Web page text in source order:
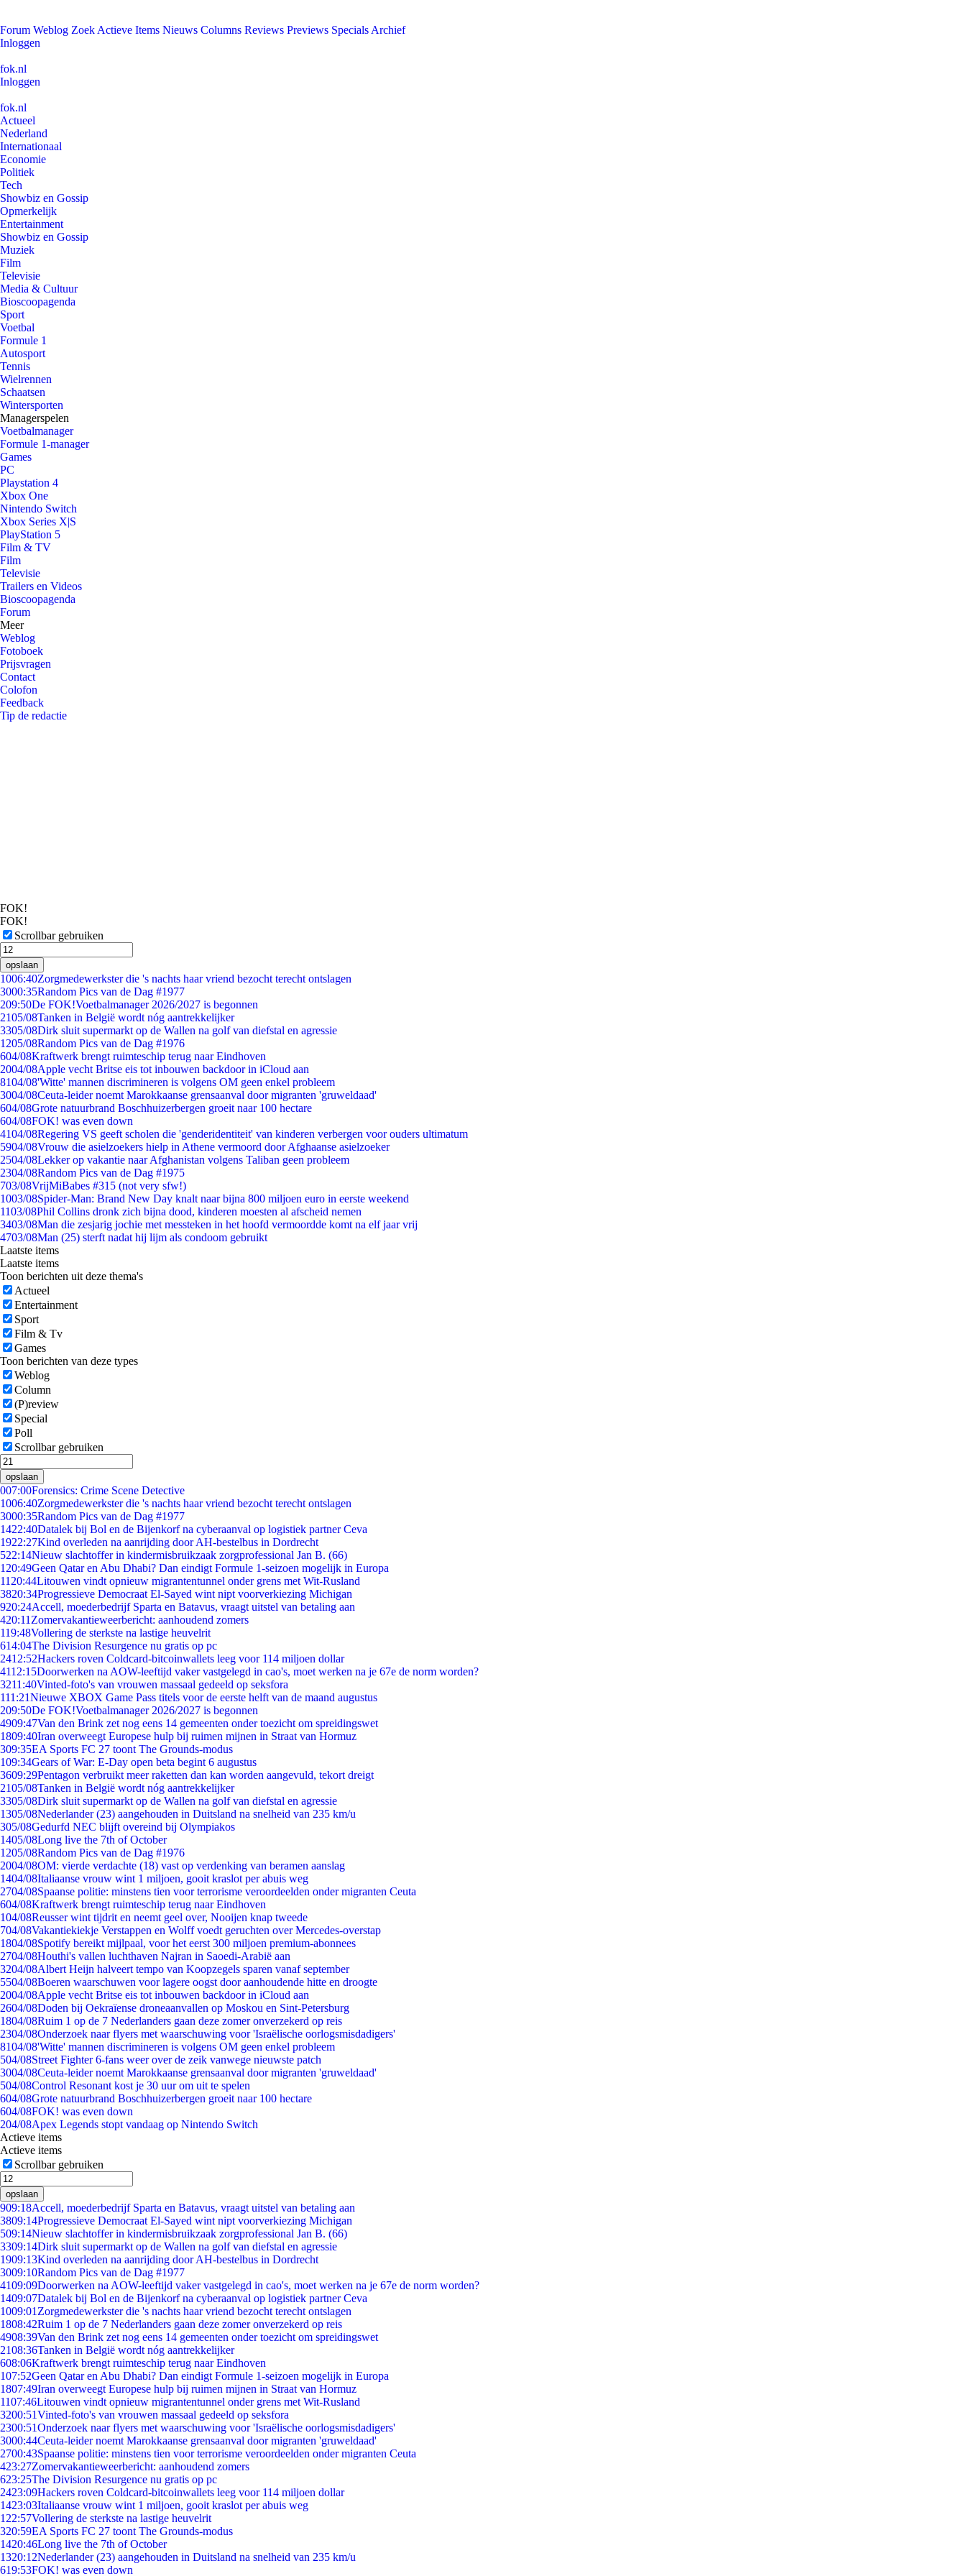
Forum Weblog Zoek Actieve Items Nieuws Columns Reviews Previews Specials Archief
Inloggen
fok.nl
Inloggen
fok.nl
Actueel
Nederland
Internationaal
Economie
Politiek
Tech
Showbiz en Gossip
Opmerkelijk
Entertainment
Showbiz en Gossip
Muziek
Film
Televisie
Media & Cultuur
Bioscoopagenda
Sport
Voetbal
Formule 1
Autosport
Tennis
Wielrennen
Schaatsen
Wintersporten
Managerspelen
Voetbalmanager
Formule 1-manager
Games
PC
Playstation 4
Xbox One
Nintendo Switch
Xbox Series X|S
PlayStation 5
Film & TV
Film
Televisie
Trailers en Videos
Bioscoopagenda
Forum
Meer
Weblog
Fotoboek
Prijsvragen
Contact
Colofon
Feedback
Tip de redactie
FOK!
FOK!
Scrollbar gebruiken
opslaan
1006:40Zorgmedewerkster die 's nachts haar vriend bezocht terecht ontslagen
3000:35Random Pics van de Dag #1977
209:50De FOK!Voetbalmanager 2026/2027 is begonnen
2105/08Tanken in België wordt nóg aantrekkelijker
3305/08Dirk sluit supermarkt op de Wallen na golf van diefstal en agressie
1205/08Random Pics van de Dag #1976
604/08Kraftwerk brengt ruimteschip terug naar Eindhoven
2004/08Apple vecht Britse eis tot inbouwen backdoor in iCloud aan
8104/08'Witte' mannen discrimineren is volgens OM geen enkel probleem
3004/08Ceuta-leider noemt Marokkaanse grensaanval door migranten 'gruweldaad'
604/08Grote natuurbrand Boschhuizerbergen groeit naar 100 hectare
604/08FOK! was even down
4104/08Regering VS geeft scholen die 'genderidentiteit' van kinderen verbergen voor ouders ultimatum
5904/08Vrouw die asielzoekers hielp in Athene vermoord door Afghaanse asielzoeker
2504/08Lekker op vakantie naar Afghanistan volgens Taliban geen probleem
2304/08Random Pics van de Dag #1975
703/08VrijMiBabes #315 (not very sfw!)
1003/08Spider-Man: Brand New Day knalt naar bijna 800 miljoen euro in eerste weekend
1103/08Phil Collins dronk zich bijna dood, kinderen moesten al afscheid nemen
3403/08Man die zesjarig jochie met messteken in het hoofd vermoordde komt na elf jaar vrij
4703/08Man (25) sterft nadat hij lijm als condoom gebruikt
Laatste items
Laatste items
Toon berichten uit deze thema's
Actueel
Entertainment
Sport
Film & Tv
Games
Toon berichten van deze types
Weblog
Column
(P)review
Special
Poll
Scrollbar gebruiken
opslaan
007:00Forensics: Crime Scene Detective
1006:40Zorgmedewerkster die 's nachts haar vriend bezocht terecht ontslagen
3000:35Random Pics van de Dag #1977
1422:40Datalek bij Bol en de Bijenkorf na cyberaanval op logistiek partner Ceva
1922:27Kind overleden na aanrijding door AH-bestelbus in Dordrecht
522:14Nieuw slachtoffer in kindermisbruikzaak zorgprofessional Jan B. (66)
1 20:49Geen Qatar en Abu Dhabi? Dan eindigt Formule 1-seizoen mogelijk in Europa
11 20:44Litouwen vindt opnieuw migrantentunnel onder grens met Wit-Rusland
3820:34Progressieve Democraat El-Sayed wint nipt voorverkiezing Michigan
920:24Accell, moederbedrijf Sparta en Batavus, vraagt uitstel van betaling aan
420:11 Zomervakantieweerbericht: aanhoudend zomers
119:48Vollering de sterkste na lastige heuvelrit
614:04The Division Resurgence nu gratis op pc
2412:52Hackers roven Coldcard-bitcoinwallets leeg voor 114 miljoen dollar
4112:15Doorwerken na AOW-leeftijd vaker vastgelegd in cao's, moet werken na je 67e de norm worden?
3211:40Vinted-foto's van vrouwen massaal gedeeld op seksfora
111:21Nieuwe XBOX Game Pass titels voor de eerste helft van de maand augustus
209:50De FOK!Voetbalmanager 2026/2027 is begonnen
4909:47Van den Brink zet nog eens 14 gemeenten onder toezicht om spreidingswet
1809:40Iran overweegt Europese hulp bij ruimen mijnen in Straat van Hormuz
309:35EA Sports FC 27 toont The Grounds-modus
109:34Gears of War: E-Day open beta begint 6 augustus
3609:29Pentagon verbruikt meer raketten dan kan worden aangevuld, tekort dreigt
2105/08Tanken in België wordt nóg aantrekkelijker
3305/08Dirk sluit supermarkt op de Wallen na golf van diefstal en agressie
1305/08Nederlander (23) aangehouden in Duitsland na snelheid van 235 km/u
305/08Gedurfd NEC blijft overeind bij Olympiakos
1405/08Long live the 7th of October
1205/08Random Pics van de Dag #1976
2004/08OM: vierde verdachte (18) vast op verdenking van beramen aanslag
1404/08Italiaanse vrouw wint 1 miljoen, gooit kraslot per abuis weg
2704/08Spaanse politie: minstens tien voor terrorisme veroordeelden onder migranten Ceuta
604/08Kraftwerk brengt ruimteschip terug naar Eindhoven
104/08Reusser wint tijdrit en neemt geel over, Nooijen knap tweede
704/08Vakantiekiekje Verstappen en Wolff voedt geruchten over Mercedes-overstap
1804/08Spotify bereikt mijlpaal, voor het eerst 300 miljoen premium-abonnees
2704/08Houthi's vallen luchthaven Najran in Saoedi-Arabië aan
3204/08Albert Heijn halveert tempo van Koopzegels sparen vanaf september
5504/08Boeren waarschuwen voor lagere oogst door aanhoudende hitte en droogte
2004/08Apple vecht Britse eis tot inbouwen backdoor in iCloud aan
2604/08Doden bij Oekraïense droneaanvallen op Moskou en Sint-Petersburg
1804/08Ruim 1 op de 7 Nederlanders gaan deze zomer onverzekerd op reis
2304/08Onderzoek naar flyers met waarschuwing voor 'Israëlische oorlogsmisdadigers'
8104/08'Witte' mannen discrimineren is volgens OM geen enkel probleem
504/08Street Fighter 6-fans weer over de zeik vanwege nieuwste patch
3004/08Ceuta-leider noemt Marokkaanse grensaanval door migranten 'gruweldaad'
504/08Control Resonant kost je 30 uur om uit te spelen
604/08Grote natuurbrand Boschhuizerbergen groeit naar 100 hectare
604/08FOK! was even down
204/08Apex Legends stopt vandaag op Nintendo Switch
Actieve items
Actieve items
Scrollbar gebruiken
opslaan
909:18Accell, moederbedrijf Sparta en Batavus, vraagt uitstel van betaling aan
3809:14Progressieve Democraat El-Sayed wint nipt voorverkiezing Michigan
509:14Nieuw slachtoffer in kindermisbruikzaak zorgprofessional Jan B. (66)
3309:14Dirk sluit supermarkt op de Wallen na golf van diefstal en agressie
1909:13Kind overleden na aanrijding door AH-bestelbus in Dordrecht
3009:10Random Pics van de Dag #1977
4109:09Doorwerken na AOW-leeftijd vaker vastgelegd in cao's, moet werken na je 67e de norm worden?
1409:07Datalek bij Bol en de Bijenkorf na cyberaanval op logistiek partner Ceva
1009:01 Zorgmedewerkster die 's nachts haar vriend bezocht terecht ontslagen
1808:42Ruim 1 op de 7 Nederlanders gaan deze zomer onverzekerd op reis
4908:39Van den Brink zet nog eens 14 gemeenten onder toezicht om spreidingswet
2108:36Tanken in België wordt nóg aantrekkelijker
608:06Kraftwerk brengt ruimteschip terug naar Eindhoven
107:52Geen Qatar en Abu Dhabi? Dan eindigt Formule 1-seizoen mogelijk in Europa
1807:49Iran overweegt Europese hulp bij ruimen mijnen in Straat van Hormuz
1107:46Litouwen vindt opnieuw migrantentunnel onder grens met Wit-Rusland
3200:51Vinted-foto's van vrouwen massaal gedeeld op seksfora
2300:51Onderzoek naar flyers met waarschuwing voor 'Israëlische oorlogsmisdadigers'
3000:44Ceuta-leider noemt Marokkaanse grensaanval door migranten 'gruweldaad'
2700:43Spaanse politie: minstens tien voor terrorisme veroordeelden onder migranten Ceuta
423:27Zomervakantieweerbericht: aanhoudend zomers
623:25The Division Resurgence nu gratis op pc
2423:09Hackers roven Coldcard-bitcoinwallets leeg voor 114 miljoen dollar
1423:03Italiaanse vrouw wint 1 miljoen, gooit kraslot per abuis weg
1 22:57Vollering de sterkste na lastige heuvelrit
320:59EA Sports FC 27 toont The Grounds-modus
1420:46Long live the 7th of October
1320:12Nederlander (23) aangehouden in Duitsland na snelheid van 235 km/u
619:53FOK! was even down